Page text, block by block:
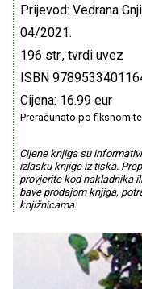
Prijevod: Vedrana
04/2021.
196 str., tvrdi uvez
ISBN
Cijena: 16.99 eur
Preračunato po fiksnom
Cijene knjiga su
izlasku knjige iz tiska.
provjerite kod nakladnika
bave prodajom knjiga,
knjižnicama.